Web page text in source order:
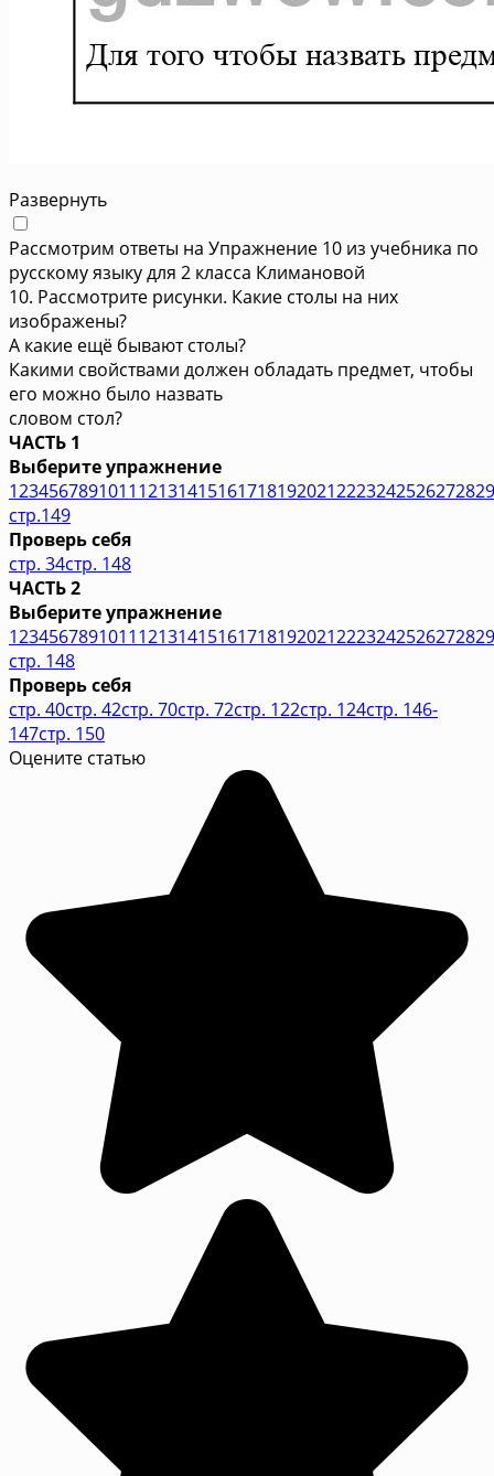
Развернуть
Рассмотрим ответы на Упражнение 10 из учебника по
русскому языку для 2 класса Климановой
10. Рассмотрите рисунки. Какие столы на них
изображены?
А какие ещё бывают столы?
Какими свойствами должен обладать предмет, чтобы
его можно было назвать
словом стол?
ЧАСТЬ 1
Выберите упражнение
1234567891011121314151617181920212223242526272829
стр.149
Проверь себя
стр. 34стр. 148
ЧАСТЬ 2
Выберите упражнение
1234567891011121314151617181920212223242526272829
стр. 148
Проверь себя
стр. 40стр. 42стр. 70стр. 72стр. 122стр. 124стр. 146-
147стр. 150
Оцените статью